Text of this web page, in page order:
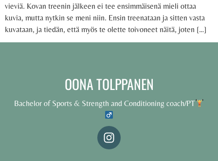
vieviä. Kovan treenin jälkeen ei tee ensimmäisenä mieli ottaa
kuvia, mutta nytkin se meni niin. Ensin treenataan ja sitten vasta
kuvataan, ja tiedän, että myös te olette toivoneet näitä, joten […]
OONA TOLPPANEN
Bachelor of Sports & Strength and Conditioning coach/PT